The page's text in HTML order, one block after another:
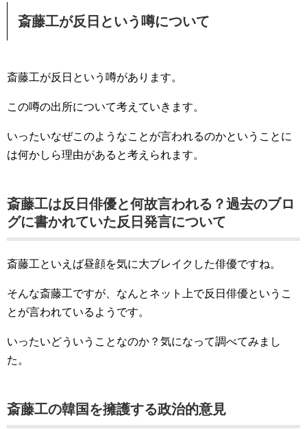
斎藤工が反日という噂について
斎藤工が反日という噂があります。
この噂の出所について考えていきます。
いったいなぜこのようなことが言われるのかということに
は何かしら理由があると考えられます。
斎藤工は反日俳優と何故言われる？過去のブロ
グに書かれていた反日発言について
斎藤工といえば昼顔を気に大ブレイクした俳優ですね。
そんな斎藤工ですが、なんとネット上で反日俳優というこ
とが言われているようです。
いったいどういうことなのか？気になって調べてみまし
た。
斎藤工の韓国を擁護する政治的意見